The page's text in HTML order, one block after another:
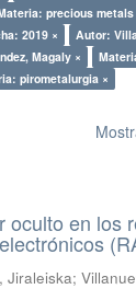
precious metals
2019 ×
Autor:
Magaly ×
pirometalurgia ×
oculto en los
Jiraleiska;